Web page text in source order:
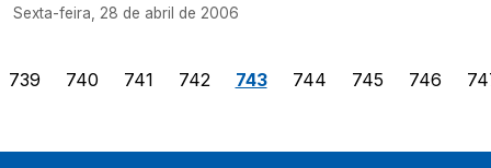
Sexta-feira, 28 de abril de 2006
739 740 741 742 743 744 745 746